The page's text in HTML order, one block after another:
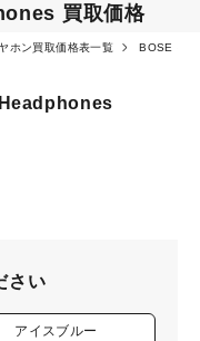
買取価格
ホン買取価格表一覧 BOSE イ
さい
アイスブルー